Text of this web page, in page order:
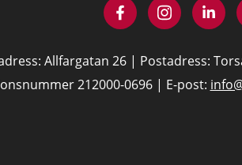
Allfargatan 26 | Postadress:
212000-0696 | E-post: